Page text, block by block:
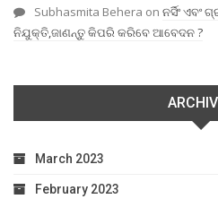
Subhasmita Behera on ନର୍ସିଂ ଏବଂ
ନିଯୁକ୍ତି,ଜାଣନ୍ତୁ କିପରି କରିବେ ଆବେଦନ ?
March 2023
February 2023